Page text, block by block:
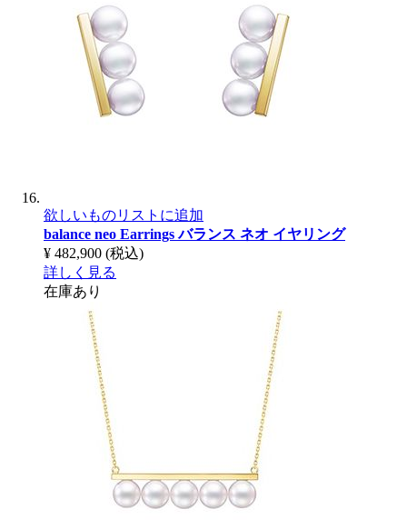
欲しいものリストに追加
balance neo Earringsバランス ネオ イヤリング
¥ 482,900 (税込)
詳しく見る
在庫あり